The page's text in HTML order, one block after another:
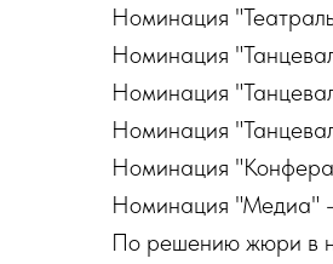
Номинация
Номинация
Номинация
Номинация
Номинация
Номинация "Медиа"
По решению жюри в